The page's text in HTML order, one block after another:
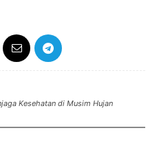
Kesehatan di Musim Hujan